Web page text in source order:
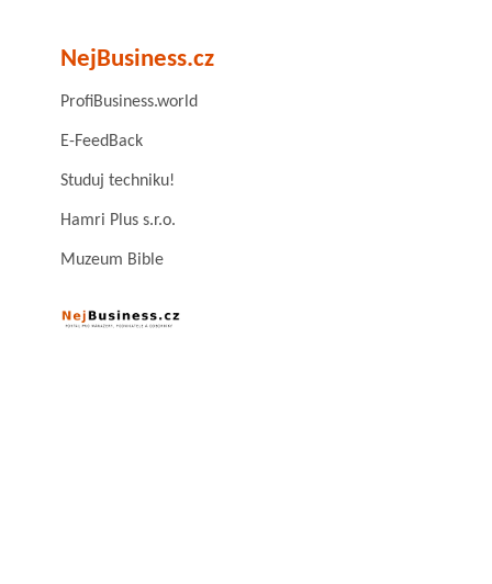
NejBusiness.cz
ProfiBusiness.world
E-FeedBack
Studuj techniku!
Hamri Plus s.r.o.
Muzeum Bible